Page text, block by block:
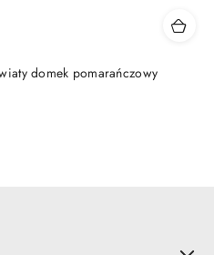
domek pomarańczowy